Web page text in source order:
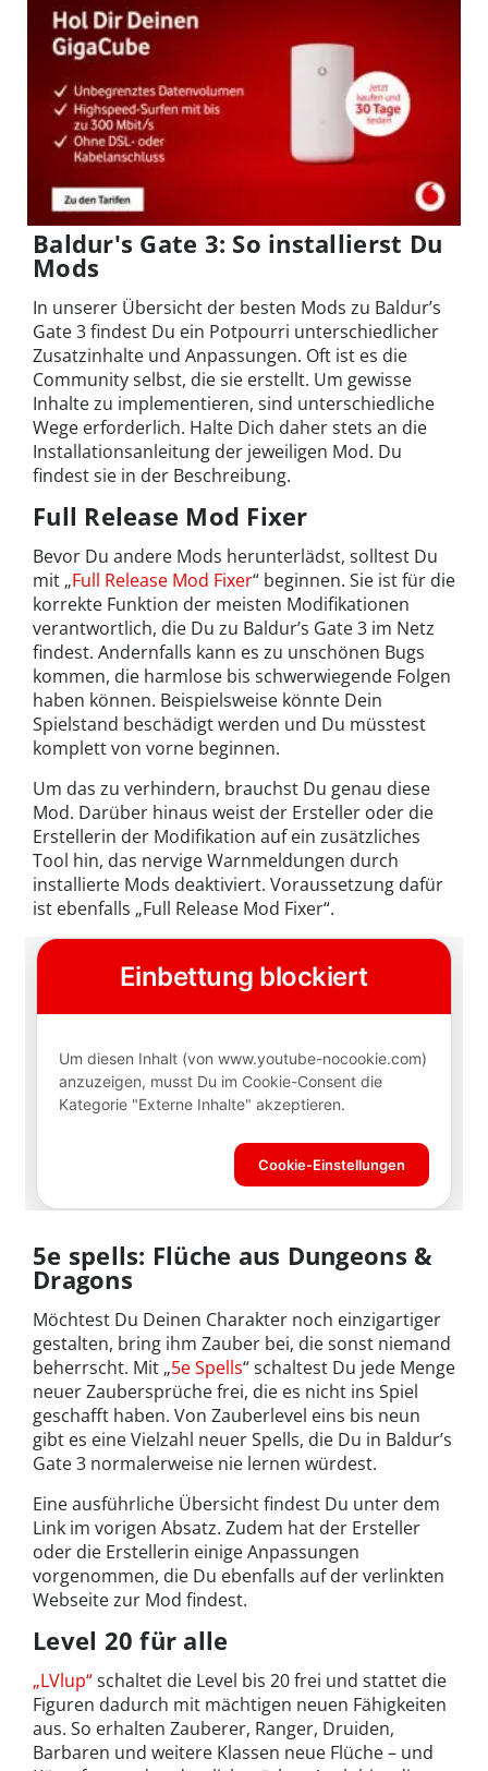
Baldur's Gate 3: So installierst Du
Mods
In unserer Übersicht der besten Mods zu Baldur’s
Gate 3 findest Du ein Potpourri unterschiedlicher
Zusatzinhalte und Anpassungen. Oft ist es die
Community selbst, die sie erstellt. Um gewisse
Inhalte zu implementieren, sind unterschiedliche
Wege erforderlich. Halte Dich daher stets an die
Installationsanleitung der jeweiligen Mod. Du
findest sie in der Beschreibung.
Full Release Mod Fixer
Bevor Du andere Mods herunterlädst, solltest Du
mit „Full Release Mod Fixer“ beginnen. Sie ist für die
korrekte Funktion der meisten Modifikationen
verantwortlich, die Du zu Baldur’s Gate 3 im Netz
findest. Andernfalls kann es zu unschönen Bugs
kommen, die harmlose bis schwerwiegende Folgen
haben können. Beispielsweise könnte Dein
Spielstand beschädigt werden und Du müsstest
komplett von vorne beginnen.
Um das zu verhindern, brauchst Du genau diese
Mod. Darüber hinaus weist der Ersteller oder die
Erstellerin der Modifikation auf ein zusätzliches
Tool hin, das nervige Warnmeldungen durch
installierte Mods deaktiviert. Voraussetzung dafür
ist ebenfalls „Full Release Mod Fixer“.
5e spells: Flüche aus Dungeons &
Dragons
Möchtest Du Deinen Charakter noch einzigartiger
gestalten, bring ihm Zauber bei, die sonst niemand
beherrscht. Mit „5e Spells“ schaltest Du jede Menge
neuer Zaubersprüche frei, die es nicht ins Spiel
geschafft haben. Von Zauberlevel eins bis neun
gibt es eine Vielzahl neuer Spells, die Du in Baldur’s
Gate 3 normalerweise nie lernen würdest.
Eine ausführliche Übersicht findest Du unter dem
Link im vorigen Absatz. Zudem hat der Ersteller
oder die Erstellerin einige Anpassungen
vorgenommen, die Du ebenfalls auf der verlinkten
Webseite zur Mod findest.
Level 20 für alle
„LVlup“schaltet die Level bis 20 frei und stattet die
Figuren dadurch mit mächtigen neuen Fähigkeiten
aus. So erhalten Zauberer, Ranger, Druiden,
Barbaren und weitere Klassen neue Flüche – und